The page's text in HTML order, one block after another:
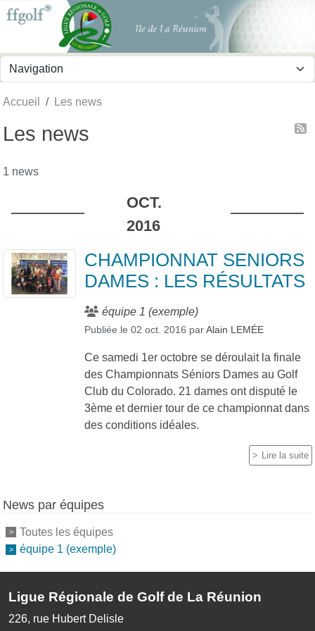
Accueil Les news
Les news
1 news
OCT.
2016
CHAMPIONNAT SENIORS
DAMES : LES RÉSULTATS
équipe 1 (exemple)
Publiée le 02 oct. 2016 parAlain LEMÉE
Ce samedi 1er octobre se déroulait la finale
des Championnats Séniors Dames au Golf
Club du Colorado. 21 dames ont disputé le
3ème et dernier tour de ce championnat dans
des conditions idéales.
Lire la suite
News par équipes
Toutes les équipes
équipe 1 (exemple)
Ligue Régionale de Golf de La Réunion
226, rue Hubert Delisle
Panneau de gestion des cookies